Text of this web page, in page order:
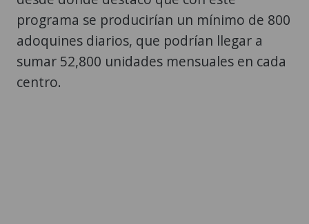
programa se producirían un mínimo de 800
adoquines diarios, que podrían llegar a
sumar 52,800 unidades mensuales en cada
centro.